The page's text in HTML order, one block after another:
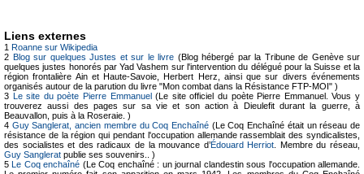
Liens externes
1 Roanne sur Wikipedia
2 Blog sur quelques Justes et sur le livre (Blog hébergé par la Tribune de Genève sur
quelques justes honorés par Yad Vashem sur l'intervention du délégué pour la Suisse et la
région frontalière Ain et Haute-Savoie, Herbert Herz, ainsi que sur divers événements
organisés autour de la parution du livre "Mon combat dans la Résistance FTP-MOI" )
3 Le site du poète Pierre Emmanuel(Le site officiel du poète Pierre Emmanuel. Vous y
trouverez aussi des pages sur sa vie et son action à Dieulefit durant la guerre, à
Beauvallon, puis à la Roseraie. )
4 Guy Sanglerat, ancien membre du Coq Enchaîné (Le Coq Enchaîné était un réseau de
résistance de la région qui pendant l'occupation allemande rassemblait des syndicalistes,
des socialistes et des radicaux de la mouvance d’Édouard Herriot . Membre du réseau,
Guy Sanglerat publie ses souvenirs.. )
5Le Coq enchaîné (Le Coq enchaîné : un journal clandestin sous l'occupation allemande.